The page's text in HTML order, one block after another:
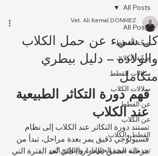
All Posts
صِحّة القطط
صِحّة الكلاب
سلالات القطط
سلالات الكلاب
عن القطط
عن الكلاب
القطط والكلاب
تحديثات صحة الحيوانات واللوائح التن
All Posts
كل شيء عن حمل الكلاب
والولادة – دليل بيطري
متكامل
Vet. Ali Kemal DÖNMEZ
فهم دورة التكاثر الطبيعية
عند الكلاب
تستند دورة التكاثر عند الكلاب إلى نظام
فسيولوجي دقيق يمر بعدة مراحل، تبدأ من
مرحلة الشبق (الحرارة) التي تُعد الفترة التي